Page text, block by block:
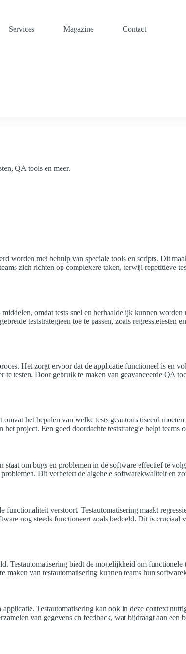
Services Magazine Contact
QA tools en meer.
worden met behulp van speciale tools en scripts. Dit
zich richten op complexere taken, terwijl repetitieve
omdat tests snel en herhaaldelijk kunnen
teststrategieën toe te passen, zoals regressietesten
Het zorgt ervoor dat de applicatie functioneel is en
testen. Door gebruik te maken van geavanceerde QA
het bepalen van welke tests geautomatiseerd
project. Een goed doordachte teststrategie helpt
om bugs en problemen in de software effectief te
Dit verbetert de algehele softwarekwaliteit en
functionaliteit verstoort. Testautomatisering maakt
nog steeds functioneert zoals bedoeld. Dit is
Testautomatisering biedt de mogelijkheid om
van testautomatisering kunnen teams hun
Testautomatisering kan ook in deze context
van gegevens en feedback, wat bijdraagt aan